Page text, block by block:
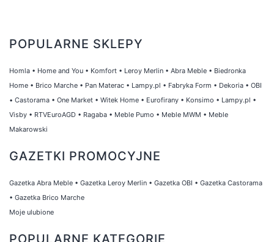
POPULARNE SKLEPY
Homla • Home and You • Komfort • Leroy Merlin • Abra Meble • Biedronka
Home • Brico Marche • Pan Materac • Lampy.pl • Fabryka Form • Dekoria • OBI
• Castorama • One Market • Witek Home • Eurofirany • Konsimo • Lampy.pl •
Visby • RTVEuroAGD • Ragaba • Meble Pumo • Meble MWM • Meble
Makarowski
GAZETKI PROMOCYJNE
Gazetka Abra Meble • Gazetka Leroy Merlin • Gazetka OBI • Gazetka Castorama
• Gazetka Brico Marche
Moje ulubione
POPULARNE KATEGORIE